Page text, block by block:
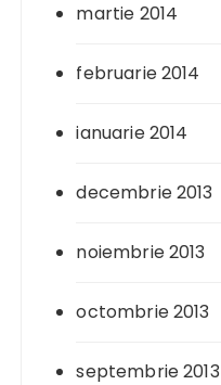
martie 2014
februarie 2014
ianuarie 2014
decembrie 2013
noiembrie 2013
octombrie 2013
septembrie 2013